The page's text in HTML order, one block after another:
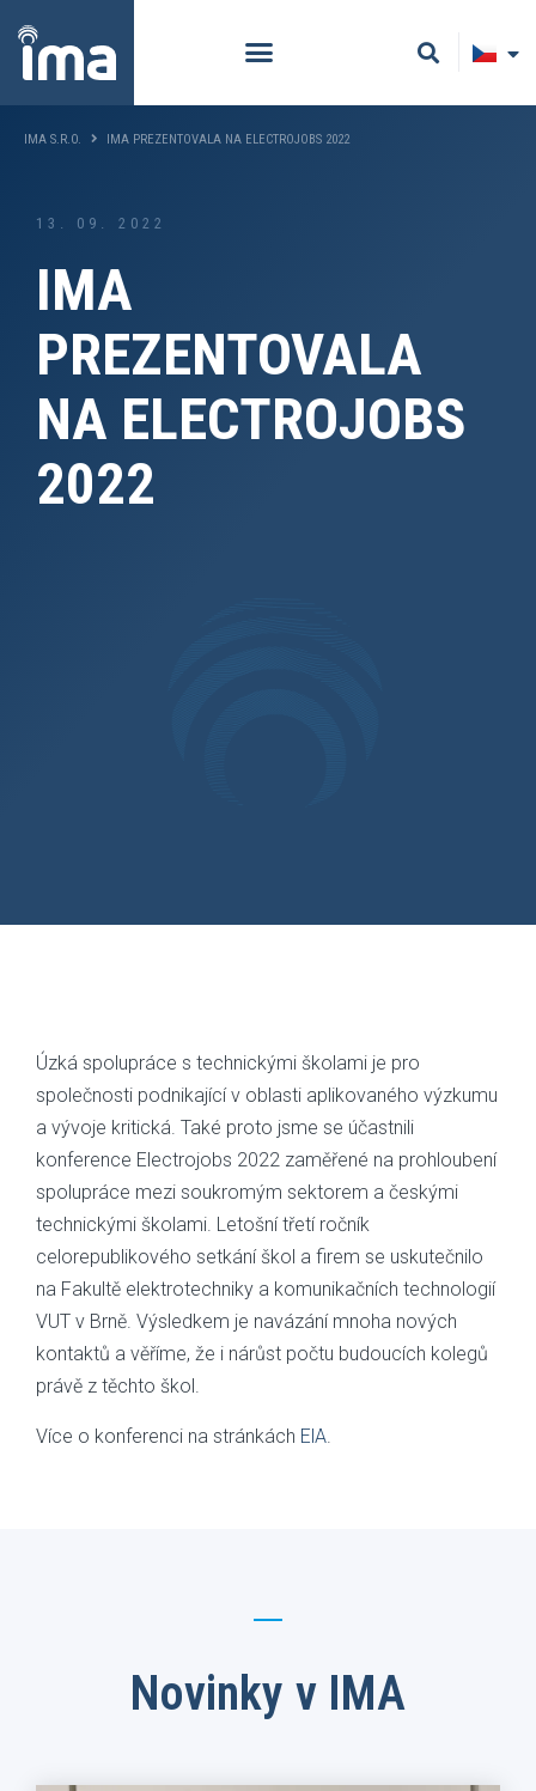
IMA S.R.O. IMA PREZENTOVALA NA ELECTROJOBS 2022
13. 09. 2022
IMA
PREZENTOVALA
NA ELECTROJOBS
2022
Úzká spolupráce s technickými školami je pro
společnosti podnikající v oblasti aplikovaného výzkumu
a vývoje kritická. Také proto jsme se účastnili
konference Electrojobs 2022 zaměřené na prohloubení
spolupráce mezi soukromým sektorem a českými
technickými školami. Letošní třetí ročník
celorepublikového setkání škol a firem se uskutečnilo
na Fakultě elektrotechniky a komunikačních technologií
VUT v Brně. Výsledkem je navázání mnoha nových
kontaktů a věříme, že i nárůst počtu budoucích kolegů
právě z těchto škol.
Více o konferenci na stránkách ElA
Novinky v IMA